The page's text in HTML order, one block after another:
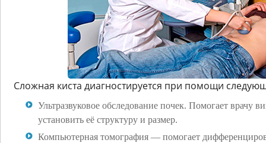
Сложная киста диагностируется при помощи
Ультразвуковое обследование почек. Помогает врачу
установить её структуру и размер.
Компьютерная томография — помогает